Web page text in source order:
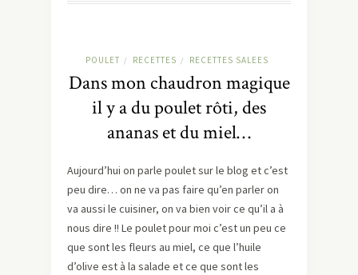
POULET / RECETTES / RECETTES SALEES
Dans mon chaudron magique
il y a du poulet rôti, des
ananas et du miel…
Aujourd’hui on parle poulet sur le blog et c’est
peu dire… on ne va pas faire qu’en parler on
va aussi le cuisiner, on va bien voir ce qu’il a à
nous dire !! Le poulet pour moi c’est un peu ce
que sont les fleurs au miel, ce que l’huile
d’olive est à la salade et ce que sont les